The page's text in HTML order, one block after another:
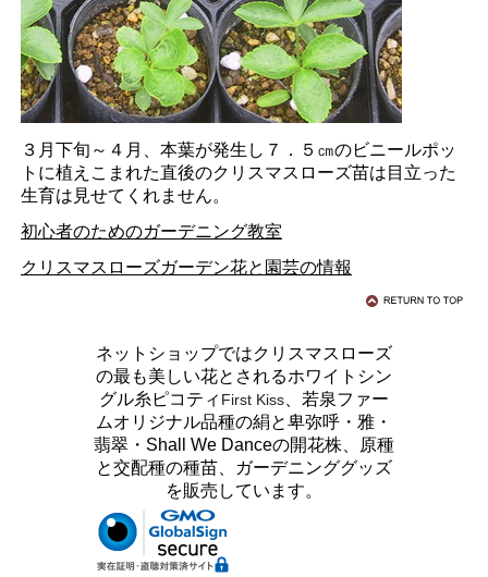
３月下旬～４月、本葉が発生し７．５㎝のビニールポッ
トに植えこまれた直後のクリスマスローズ苗は目立った
生育は見せてくれません。
初心者のためのガーデニング教室
クリスマスローズガーデン花と園芸の情報
ネットショップではクリスマスローズ
の最も美しい花とされるホワイトシン
グル糸ピコティ First Kiss 、若泉ファー
ムオリジナル品種の絹と卑弥呼・雅・
翡翠・Shall We Danceの開花株、原種
と交配種の種苗、ガーデニンググッズ
を販売しています。